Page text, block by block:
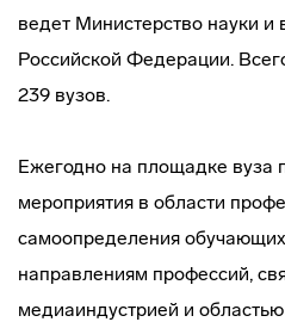
ведет Министерство науки
Российской Федерации.
239 вузов.
Ежегодно на площадке вуза
мероприятия в области
самоопределения
направлениям профессий,
медиаиндустрией и